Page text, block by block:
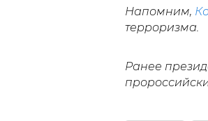
Напомним,
терроризма.
Ранее